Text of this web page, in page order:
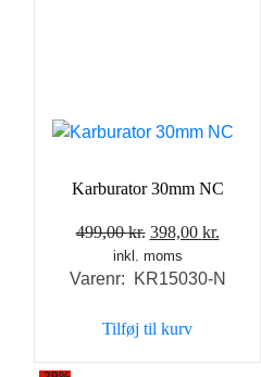
Karburator 30mm NC
499,00kr. Den
oprindelige
pris
499,00 kr..
398,00 kr.
pris
inkl. moms
Varenr: KR15030-N
Tilføj til kurv